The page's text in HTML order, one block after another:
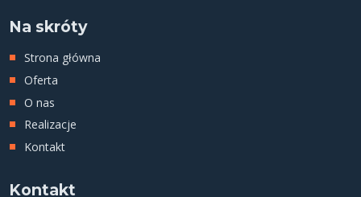
Na skróty
Strona główna
Oferta
O nas
Realizacje
Kontakt
Kontakt